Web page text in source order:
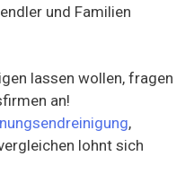
und Familien
lassen wollen, fragen
an!
,
lohnt sich